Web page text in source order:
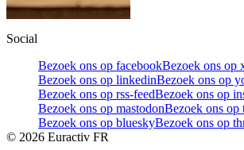
Social
Bezoek ons op facebookBezoek ons op
Bezoek ons op linkedinBezoek ons op
Bezoek ons op rss-feedBezoek ons op
Bezoek ons op mastodonBezoek ons op
Bezoek ons op blueskyBezoek ons op
© 2026 Euractiv FR